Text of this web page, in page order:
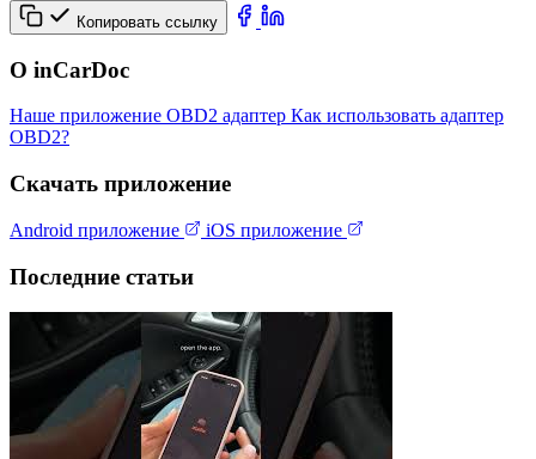
Копировать ссылку
О inCarDoc
Наше приложение OBD2 адаптер Как использовать адаптер
OBD2?
Скачать приложение
Android приложение iOS приложение
Последние статьи